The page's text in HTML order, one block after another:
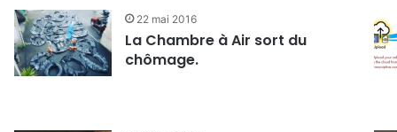
22 mai 2016
La Chambre à Air sort du
chômage.